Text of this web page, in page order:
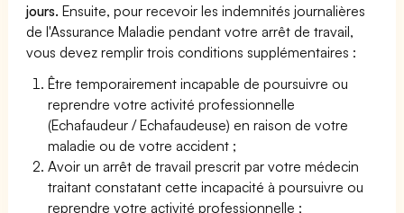
jours. Ensuite, pour recevoir les indemnités journalières
de l'Assurance Maladie pendant votre arrêt de travail,
vous devez remplir trois conditions supplémentaires :
Être temporairement incapable de poursuivre ou
reprendre votre activité professionnelle
(Echafaudeur / Echafaudeuse) en raison de votre
maladie ou de votre accident ;
Avoir un arrêt de travail prescrit par votre médecin
traitant constatant cette incapacité à poursuivre ou
reprendre votre activité professionnelle ;